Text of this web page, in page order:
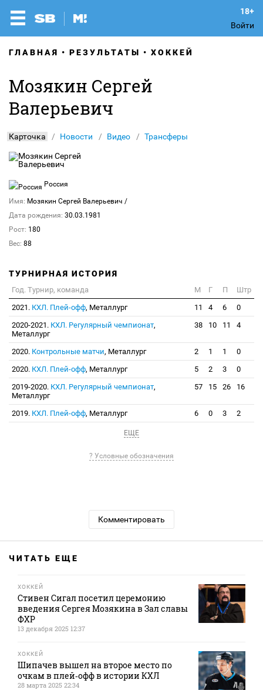
Войти
ГЛАВНАЯ РЕЗУЛЬТАТЫ ХОККЕЙ
Мозякин Сергей
Валерьевич
Карточка Новости Видео Трансферы
Россия
Имя: Мозякин Сергей Валерьевич /
Дата рождения: 30.03.1981
Рост: 180
Вес: 88
ТУРНИРНАЯ ИСТОРИЯ
Год. Турнир, команда М Г П
Штр
2021. КХЛ. Плей-офф, Металлург 11 4 6
0
2020-2021. КХЛ. Регулярный чемпионат,
Металлург
38 10 11 4
2020. Контрольные матчи, Металлург 2 1 1
0
2020. КХЛ. Плей-офф, Металлург 5 2 3
0
2019-2020. КХЛ. Регулярный чемпионат,
Металлург
57 15 26 16
2019. КХЛ. Плей-офф, Металлург 6 0 3 2
ЕЩЕ
? Условные обозначения
Комментировать
ЧИТАТЬ ЕЩЕ
ХОККЕЙ
Стивен Сигал посетил церемонию
введения Сергея Мозякина в Зал славы
ФХР
13 декабря 2025 12:37
ХОККЕЙ
Шипачев вышел на второе место по
очкам в плей‑офф в истории КХЛ
28 марта 2025 22:34